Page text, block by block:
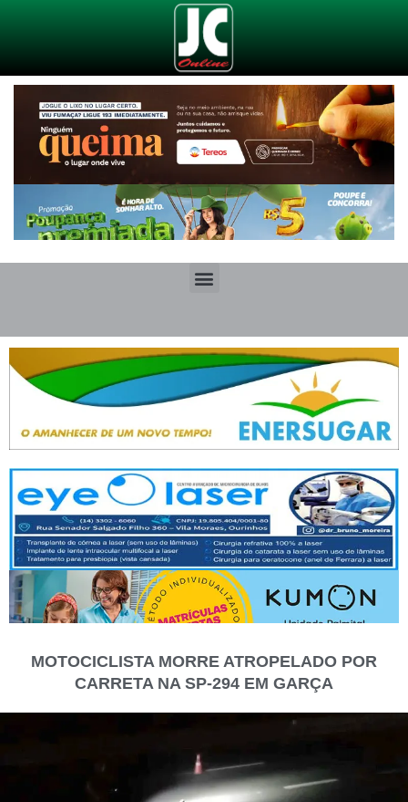
MOTOCICLISTA MORRE ATROPELADO POR
CARRETA NA SP-294 EM GARÇA